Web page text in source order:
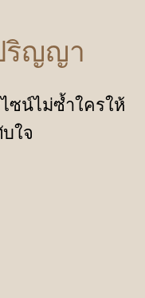
ริญญา
ซน์ไม่ซ้ำใครให้
ใจ